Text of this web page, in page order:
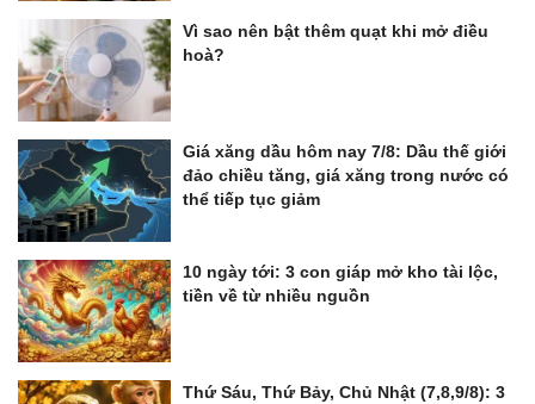
Vì sao nên bật thêm quạt khi mở điều
hoà?
Giá xăng dầu hôm nay 7/8: Dầu thế giới
đảo chiều tăng, giá xăng trong nước có
thể tiếp tục giảm
10 ngày tới: 3 con giáp mở kho tài lộc,
tiền về từ nhiều nguồn
Thứ Sáu, Thứ Bảy, Chủ Nhật (7,8,9/8): 3